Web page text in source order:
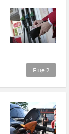
Еще 2